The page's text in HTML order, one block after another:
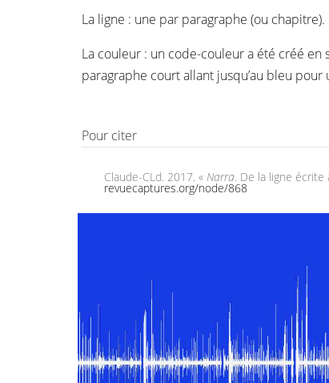
La ligne : une par paragraphe (ou
La couleur : un code-couleur a été créé
paragraphe court allant jusqu’au bleu
Pour citer
Claude-CLd. 2017. « Narra. De la ligne écrite
revuecaptures.org/node/868